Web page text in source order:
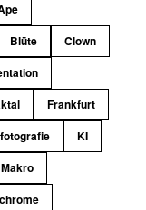
Blüte
Clown
Frankfurt
KI
Makro